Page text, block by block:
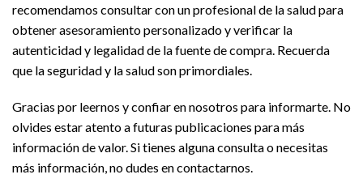
recomendamos consultar con un profesional de la salud para
obtener asesoramiento personalizado y verificar la
autenticidad y legalidad de la fuente de compra. Recuerda
que la seguridad y la salud son primordiales.
Gracias por leernos y confiar en nosotros para informarte. No
olvides estar atento a futuras publicaciones para más
información de valor. Si tienes alguna consulta o necesitas
más información, no dudes en contactarnos.